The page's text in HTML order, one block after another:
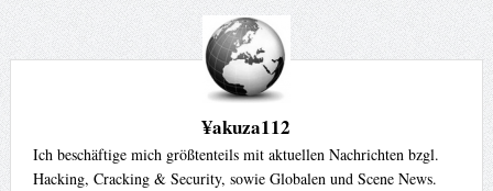
¥akuza112
Ich beschäftige mich größtenteils mit aktuellen Nachrichten bzgl.
Hacking, Cracking & Security, sowie Globalen und Scene News.